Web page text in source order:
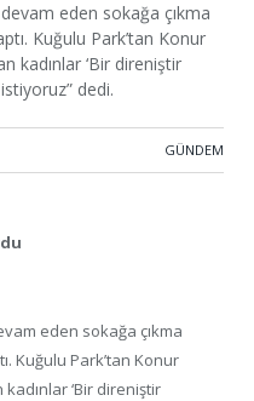
eden sokağa çıkma
Kuğulu Park’tan Konur
kadınlar ‘Bir direniştir
dedi.
GÜNDEM
eden sokağa çıkma
Kuğulu Park’tan Konur
‘Bir direniştir